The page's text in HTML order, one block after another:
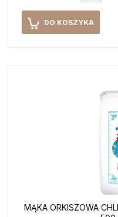
DO KOSZYKA
MĄKA ORKISZOWA